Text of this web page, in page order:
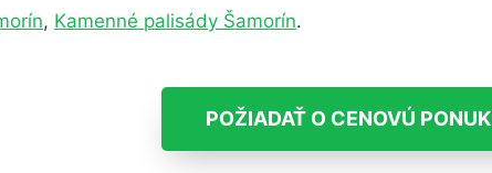
, Kamenné palisády Šamorín.
POŽIADAŤ O CENOVÚ